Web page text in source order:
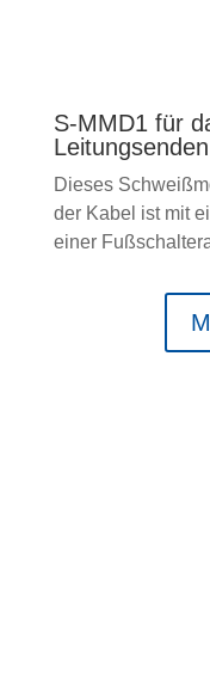
S-MMD1 für
Leitungsenden
Dieses
der Kabel ist mit
einer